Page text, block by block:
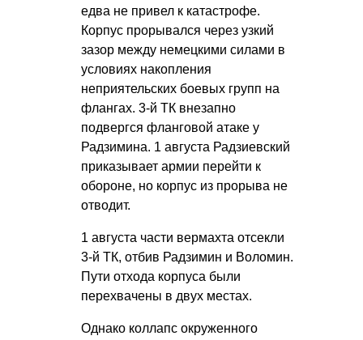
едва не привел к катастрофе.
Корпус прорывался через узкий
зазор между немецкими силами в
условиях накопления
неприятельских боевых групп на
флангах. 3-й ТК внезапно
подвергся фланговой атаке у
Радзимина. 1 августа Радзиевский
приказывает армии перейти к
обороне, но корпус из прорыва не
отводит.
1 августа части вермахта отсекли
3-й ТК, отбив Радзимин и Воломин.
Пути отхода корпуса были
перехвачены в двух местах.
Однако коллапс окруженного